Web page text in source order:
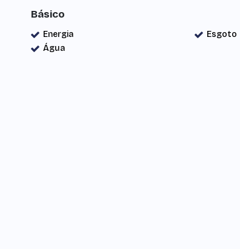
Básico
Energia Esgoto
Água